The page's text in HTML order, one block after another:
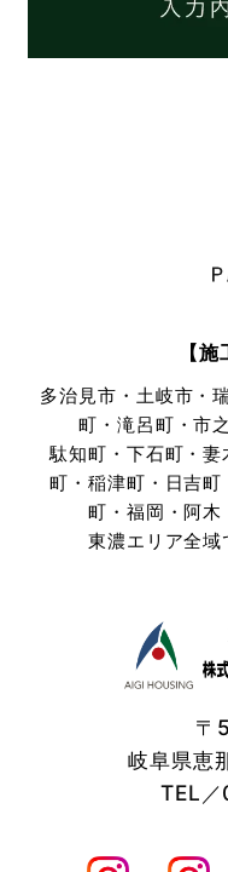
きる情報を指します。
第２条（プライバシ
所，電話番号，メール
とがあります。また，
たユーザーの個人情報
を当社の提携先（情報
みます。以下，｢提携先
とがあります。
当社は，ユーザーにつ
の各種設定情報なども
報，位置情報，端末の
性情報を，ユーザーが
はページを閲覧する際
第３条（個人情報を
【
多治見市・土岐市・
町・滝呂町・市
駄知町・下石町・
町・稲津町・日吉
町・ 福岡・阿木
東濃エリア全域
〒
岐阜県恵
TEL